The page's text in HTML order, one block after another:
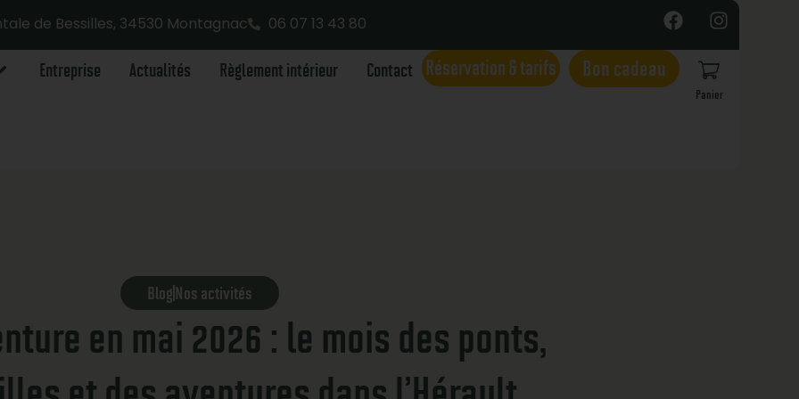
de Bessilles, 34530 Montagnac 06 07 13 43 80
Entreprise Actualités Règlement intérieur Contact Réservation & tarifs Bon cadeau
Panier
Blog Nos activités
en mai 2026 : le mois des ponts,